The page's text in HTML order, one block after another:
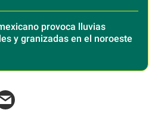
provoca lluvias
y granizadas en el noroeste